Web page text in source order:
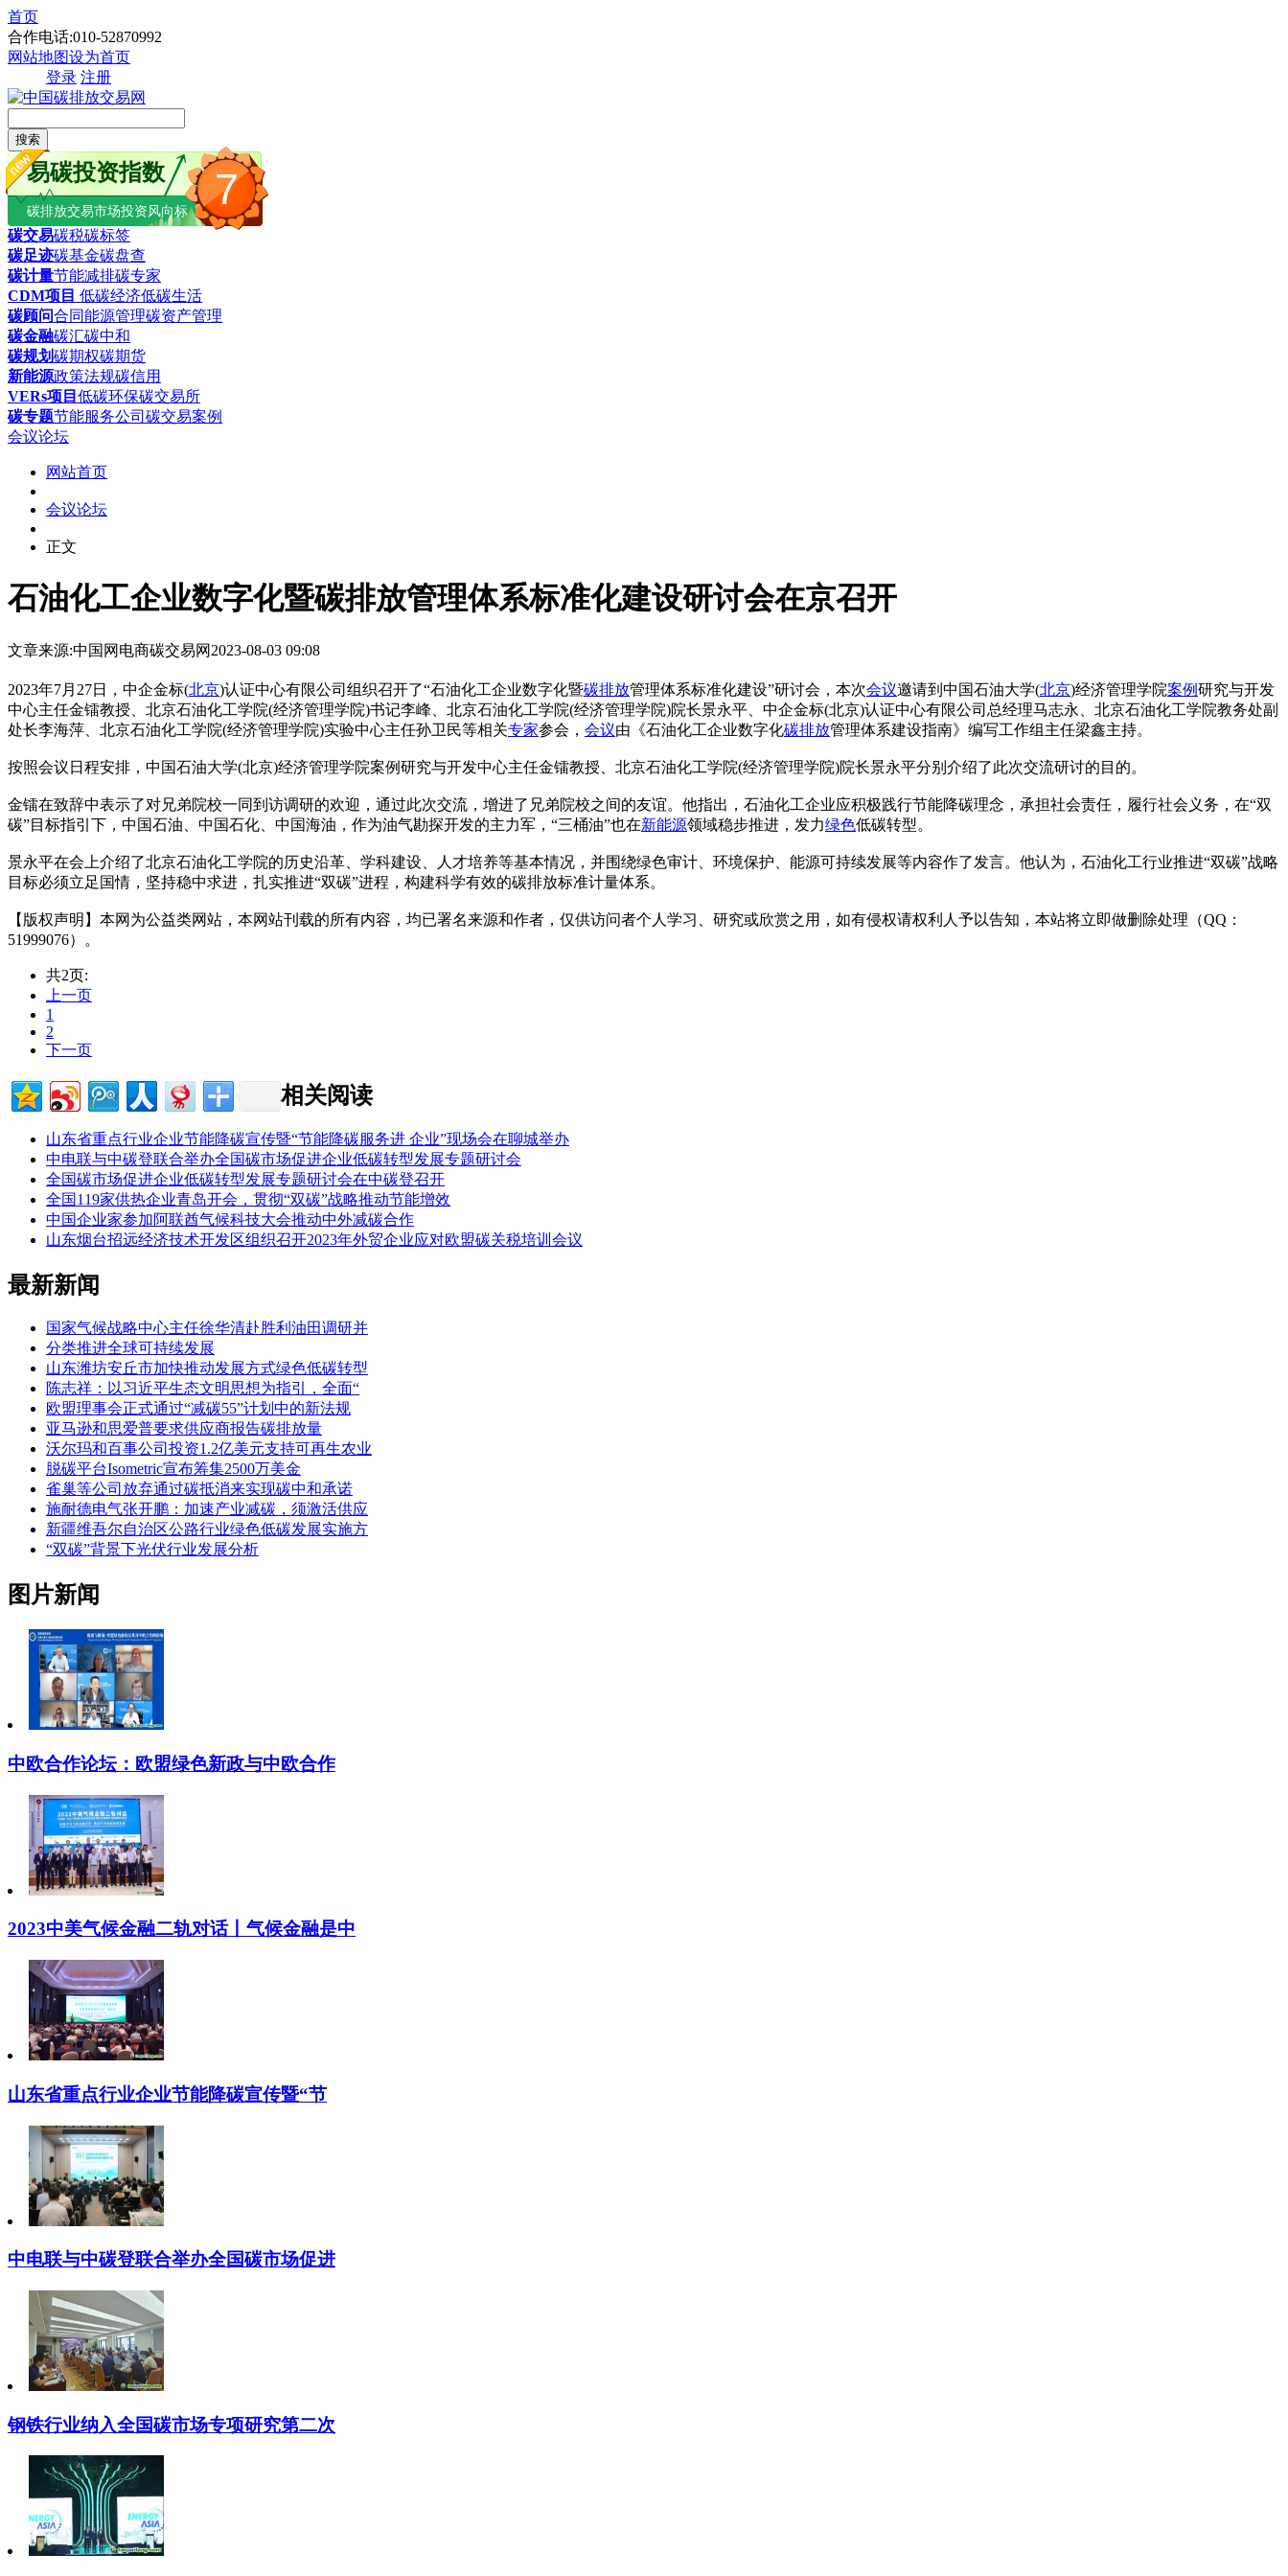
首页
合作电话:010-52870992
网站地图设为首页
登录 注册
搜索
7
易碳投资指数
碳排放交易市场投资风向标
碳交易碳税碳标签
碳足迹碳基金碳盘查
碳计量节能减排碳专家
CDM项目 低碳经济低碳生活
碳顾问合同能源管理碳资产管理
碳金融碳汇碳中和
碳规划碳期权碳期货
新能源政策法规碳信用
VERs项目 低碳环保碳交易所
碳专题节能服务公司 碳交易案例
会议论坛
网站首页
会议论坛
正文
石油化工企业数字化暨碳排放管理体系标准化建设研讨会在京召开
文章来源:中国网电商碳交易网 2023-08-03 09:08
2023年7月27日，中企金标(北京)认证中心有限公司组织召开了“石油化工企业数字化暨碳排放管理体系标准化建设”研讨会，本次会议邀请到中国石油大学(北京)经济管理学院案例研究与开发
中心主任金镭教授、北京石油化工学院(经济管理学院)书记李峰、北京石油化工学院(经济管理学院)院长景永平、中企金标(北京)认证中心有限公司总经理马志永、北京石油化工学院教务处副
处长李海萍、北京石油化工学院(经济管理学院)实验中心主任孙卫民等相关专家参会， 会议由《石油化工企业数字化碳排放管理体系建设指南》编写工作组主任梁鑫主持。
按照会议日程安排，中国石油大学(北京)经济管理学院案例研究与开发中心主任金镭教授、北京石油化工学院(经济管理学院)院长景永平分别介绍了此次交流研讨的目的。
金镭在致辞中表示了对兄弟院校一同到访调研的欢迎，通过此次交流，增进了兄弟院校之间的友谊。他指出，石油化工企业应积极践行节能降碳理念，承担社会责任，履行社会义务，在“双
碳”目标指引下，中国石油、中国石化、中国海油，作为油气勘探开发的主力军，“三桶油”也在新能源领域稳步推进，发力绿色低碳转型。
景永平在会上介绍了北京石油化工学院的历史沿革、学科建设、人才培养等基本情况，并围绕绿色审计、环境保护、能源可持续发展等内容作了发言。他认为，石油化工行业推进“双碳”战略
目标必须立足国情，坚持稳中求进，扎实推进“双碳”进程，构建科学有效的碳排放标准计量体系。
【版权声明】本网为公益类网站，本网站刊载的所有内容，均已署名来源和作者，仅供访问者个人学习、研究或欣赏之用，如有侵权请权利人予以告知，本站将立即做删除处理（QQ：
51999076）。
共2页:
上一页
1
2
下一页
相关阅读
山东省重点行业企业节能降碳宣传暨“节能降碳服务进 企业”现场会在聊城举办
中电联与中碳登联合举办全国碳市场促进企业低碳转型发展专题研讨会
全国碳市场促进企业低碳转型发展专题研讨会在中碳登召开
全国119家供热企业青岛开会，贯彻“双碳”战略推动节能增效
中国企业家参加阿联酋气候科技大会推动中外减碳合作
山东烟台招远经济技术开发区组织召开2023年外贸企业应对欧盟碳关税培训会议
最新新闻
国家气候战略中心主任徐华清赴胜利油田调研并
分类推进全球可持续发展
山东潍坊安丘市加快推动发展方式绿色低碳转型
陈志祥：以习近平生态文明思想为指引，全面“
欧盟理事会正式通过“减碳55”计划中的新法规
亚马逊和思爱普要求供应商报告碳排放量
沃尔玛和百事公司投资1.2亿美元支持可再生农业
脱碳平台Isometric宣布筹集2500万美金
雀巢等公司放弃通过碳抵消来实现碳中和承诺
施耐德电气张开鹏：加速产业减碳，须激活供应
新疆维吾尔自治区公路行业绿色低碳发展实施方
“双碳”背景下光伏行业发展分析
图片新闻
中欧合作论坛：欧盟绿色新政与中欧合作
2023中美气候金融二轨对话丨气候金融是中
山东省重点行业企业节能降碳宣传暨“节
中电联与中碳登联合举办全国碳市场促进
钢铁行业纳入全国碳市场专项研究第二次